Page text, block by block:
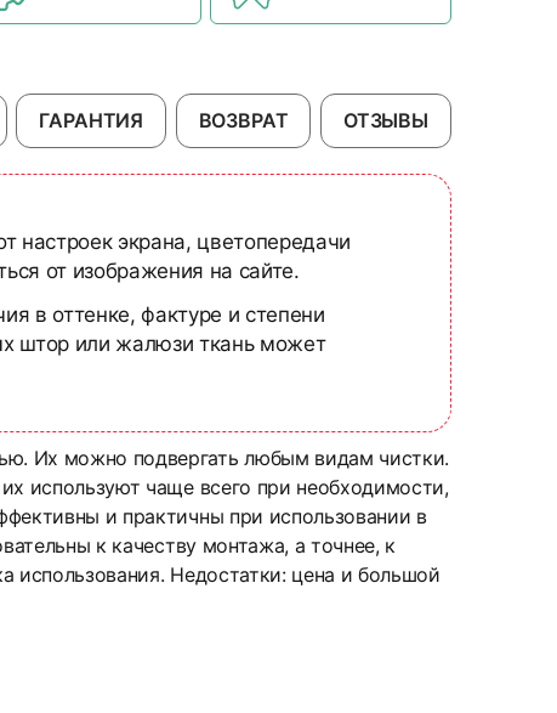
ГАРАНТИЯ ВОЗВРАТ ОТЗЫВЫ
настроек экрана, цветопередачи
от изображения на сайте.
в оттенке, фактуре и степени
штор или жалюзи ткань может
Их можно подвергать любым видам чистки.
используют чаще всего при необходимости,
и практичны при использовании в
к качеству монтажа, а точнее, к
использования. Недостатки: цена и большой
окна: в проем, на стену или к потолку.
рассчитает менеджер при оформлении
на все виды товаров и ворота